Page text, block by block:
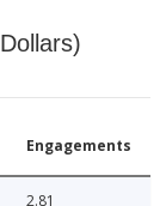
Engagements
2.81